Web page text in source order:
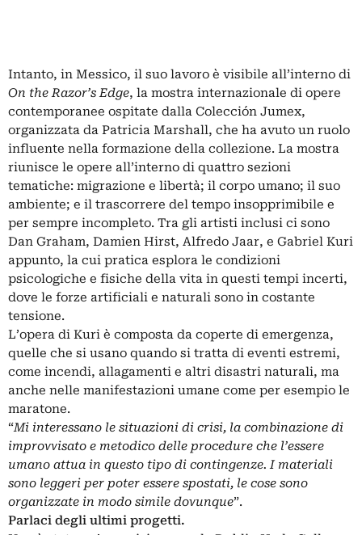
Intanto, in Messico, il suo lavoro è visibile all’interno di
On the Razor’s Edge, la mostra internazionale di opere
contemporanee ospitate dalla Colección Jumex,
organizzata da Patricia Marshall, che ha avuto un ruolo
influente nella formazione della collezione. La mostra
riunisce le opere all’interno di quattro sezioni
tematiche: migrazione e libertà; il corpo umano; il suo
ambiente; e il trascorrere del tempo insopprimibile e
per sempre incompleto. Tra gli artisti inclusi ci sono
Dan Graham, Damien Hirst, Alfredo Jaar, e Gabriel Kuri
appunto, la cui pratica esplora le condizioni
psicologiche e fisiche della vita in questi tempi incerti,
dove le forze artificiali e naturali sono in costante
tensione.
L’opera di Kuri è composta da coperte di emergenza,
quelle che si usano quando si tratta di eventi estremi,
come incendi, allagamenti e altri disastri naturali, ma
anche nelle manifestazioni umane come per esempio le
maratone.
“Mi interessano le situazioni di crisi, la combinazione di
improvvisato e metodico delle procedure che l’essere
umano attua in questo tipo di contingenze. I materiali
sono leggeri per poter essere spostati, le cose sono
organizzate in modo simile dovunque”.
Parlaci degli ultimi progetti.